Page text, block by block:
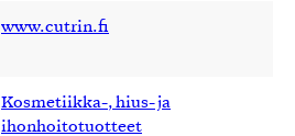
www.cutrin.fi
Kosmetiikka-, hius- ja
ihonhoitotuotteet